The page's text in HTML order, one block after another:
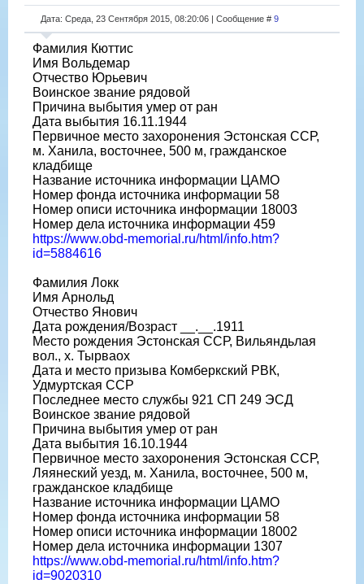
Дата: Среда, 23 Сентября 2015, 08:20:06 | Сообщение # 9
Фамилия Кюттис
Имя Вольдемар
Отчество Юрьевич
Воинское звание рядовой
Причина выбытия умер от ран
Дата выбытия 16.11.1944
Первичное место захоронения Эстонская ССР,
м. Ханила, восточнее, 500 м, гражданское
кладбище
Название источника информации ЦАМО
Номер фонда источника информации 58
Номер описи источника информации 18003
Номер дела источника информации 459
https://www.obd-memorial.ru/html/info.htm?
id=5884616
Фамилия Локк
Имя Арнольд
Отчество Янович
Дата рождения/Возраст __.__.1911
Место рождения Эстонская ССР, Вильяндьлая
вол., х. Тырваох
Дата и место призыва Комберкский РВК,
Удмуртская ССР
Последнее место службы 921 СП 249 ЭСД
Воинское звание рядовой
Причина выбытия умер от ран
Дата выбытия 16.10.1944
Первичное место захоронения Эстонская ССР,
Ляянеский уезд, м. Ханила, восточнее, 500 м,
гражданское кладбище
Название источника информации ЦАМО
Номер фонда источника информации 58
Номер описи источника информации 18002
Номер дела источника информации 1307
https://www.obd-memorial.ru/html/info.htm?
id=9020310